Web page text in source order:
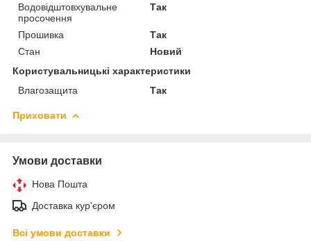
Водовідштовхувальне
просочення
Так
Прошивка
Так
Стан
Новий
Користувальницькі характеристики
Влагозащита
Так
Приховати
Умови доставки
Нова Пошта
Доставка кур'єром
Всі умови доставки